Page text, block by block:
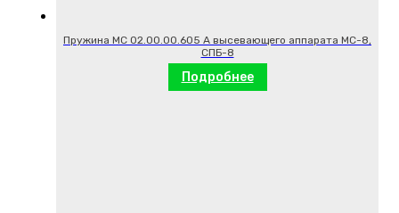
Пружина МС 02.00.00.605 А высевающего аппарата МС-8,
СПБ-8
Подробнее